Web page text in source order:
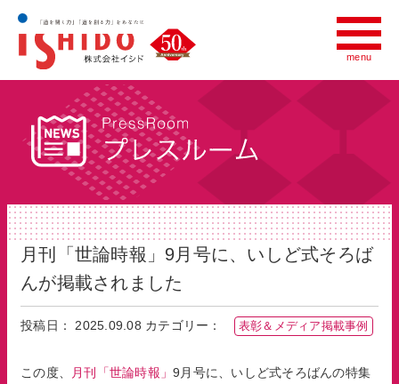
menu
menu
会社情報
いしど式について
世界への広がり
プレスルーム
採用情報
いしど式の教室をお探しの方へ
財団法人全国珠算連盟
月刊「世論時報」9月号に、いしど式そろば
んが掲載されました
投稿日： 2025.09.08 カテゴリー： 表彰＆メディア掲載事例
この度、 月刊「世論時報」 9月号に、いしど式そろばんの特集